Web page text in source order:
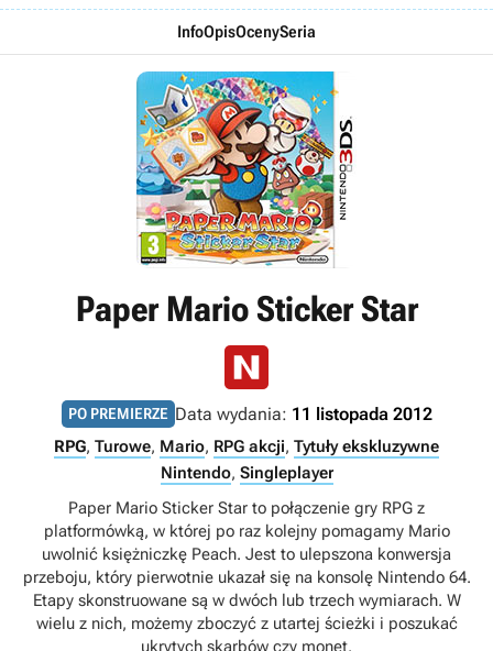
InfoOpisOcenySeria
Paper Mario Sticker Star
PO PREMIERZE Data wydania: 11 listopada 2012
RPG, Turowe, Mario, RPG akcji, Tytuły ekskluzywne
Nintendo, Singleplayer
Paper Mario Sticker Star to połączenie gry RPG z
platformówką, w której po raz kolejny pomagamy Mario
uwolnić księżniczkę Peach. Jest to ulepszona konwersja
przeboju, który pierwotnie ukazał się na konsolę Nintendo 64.
Etapy skonstruowane są w dwóch lub trzech wymiarach. W
wielu z nich, możemy zboczyć z utartej ścieżki i poszukać
ukrytych skarbów czy monet.